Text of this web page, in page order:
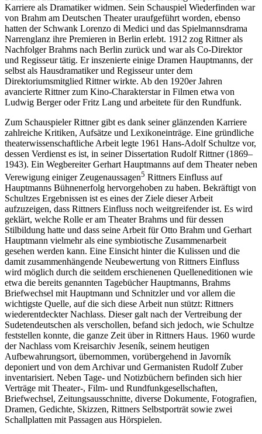
Karriere als Dramatiker widmen. Sein Schauspiel Wiederfinden war
von Brahm am Deutschen Theater uraufgeführt worden, ebenso
hatten der Schwank Lorenzo di Medici und das Spielmannsdrama
Narrenglanz ihre Premieren in Berlin erlebt. 1912 zog Rittner als
Nachfolger Brahms nach ­Berlin zurück und war als Co-Direktor
und Regisseur tätig. Er inszenierte einige Dramen Hauptmanns, der
selbst als Hausdramatiker und Regisseur unter dem
Direktoriumsmitglied Rittner wirkte. Ab den 1920er Jahren
avancierte Rittner zum Kino-Charakterstar in Filmen etwa von
Ludwig Berger oder Fritz Lang und arbeitete für den Rundfunk.
Zum Schauspieler Rittner gibt es dank seiner glänzenden Karriere
zahlreiche Kritiken, Aufsätze und Lexikoneinträge. Eine gründliche
theaterwissenschaftliche Arbeit legte 1961 Hans-Adolf Schultze vor,
dessen Verdienst es ist, in seiner Dissertation RudolfRittner(1869–
1943). Ein Wegbereiter Gerhart Hauptmanns auf dem Theaterneben
Verewigung einiger Zeugenaussagen5 Rittners Einfluss auf
Hauptmanns Bühnenerfolg hervorgehoben zu haben. Bekräftigt von
Schultzes Ergebnissen ist es eines der Ziele dieser Arbeit
aufzuzeigen, dass Rittners Einfluss noch weitgreifender ist. Es wird
geklärt, welche Rolle er am Theater Brahms und für dessen
Stilbildung hatte und dass seineArbeit fürOtto Brahm und Gerhart
Hauptmann vielmehr als eine symbiotische Zusammenarbeit
gesehen werden kann. Eine Einsicht hinter die Kulissen und die
damit zusammenhängende Neubewertung von Rittners Einfluss
wird möglich durch die seitdem erschienenen Quelleneditionen wie
etwa die bereits genannten Tagebücher Hauptmanns, Brahms
Briefwechsel mit Hauptmann und Schnitzler und vor allem die
wichtigste Quelle, auf die sich diese Arbeit nun stützt: Rittners
wiederentdeckter Nachlass. Dieser galt nach der Vertreibung der
Sudetendeutschen als verschollen, befand sich jedoch, wie Schultze
feststellen konnte, die ganze Zeitüber in Rittners Haus. 1960 wurde
der Nachlass vom Kreisarchiv Jeseník, seinem heutigen
Aufbewahrungsort, übernommen, vorübergehend in Javorník
deponiert und von dem Archivar und Germanisten Rudolf Zuber
inventarisiert. Neben Tage- und Notizbüchern befinden sich hier
Verträge mit Theater-, Film- und Rundfunkgesellschaften,
Briefwechsel, Zeitungsausschnitte, diverse Dokumente, Fotografien,
Dramen, Gedichte, Skizzen, Rittners Selbstporträt sowie zwei
Schallplatten mit Passagen aus Hörspielen.